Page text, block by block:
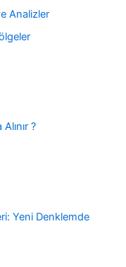
Analizler
?
Yeni Denklemde